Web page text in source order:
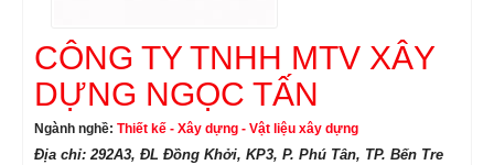
CÔNG TY TNHH MTV XÂY
DỰNG NGỌC TẤN
Ngành nghề: Thiết kế - Xây dựng - Vật liệu xây dựng
Địa chỉ: 292A3, ĐL Đồng Khởi, KP3, P. Phú Tân, TP. Bến Tre